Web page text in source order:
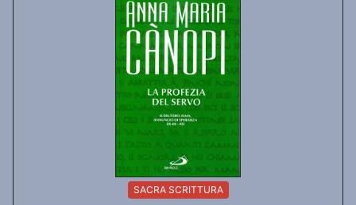
SACRA SCRITTURA